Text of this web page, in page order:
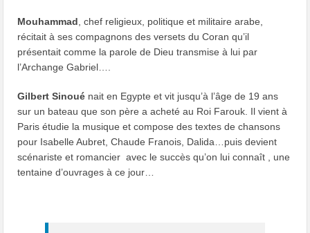
Mouhammad , chef religieux, politique et militaire arabe,
récitait à ses compagnons des versets du Coran qu’il
présentait comme la parole de Dieu transmise à lui par
l’Archange Gabriel….
Gilbert Sinoué nait en Egypte et vit jusqu’à l’âge de 19 ans
sur un bateau que son père a acheté au Roi Farouk. Il vient à
Paris étudie la musique et compose des textes de chansons
pour Isabelle Aubret, Chaude Franois, Dalida…puis devient
scénariste et romancier avec le succès qu’on lui connaît , une
tentaine d’ouvrages à ce jour…